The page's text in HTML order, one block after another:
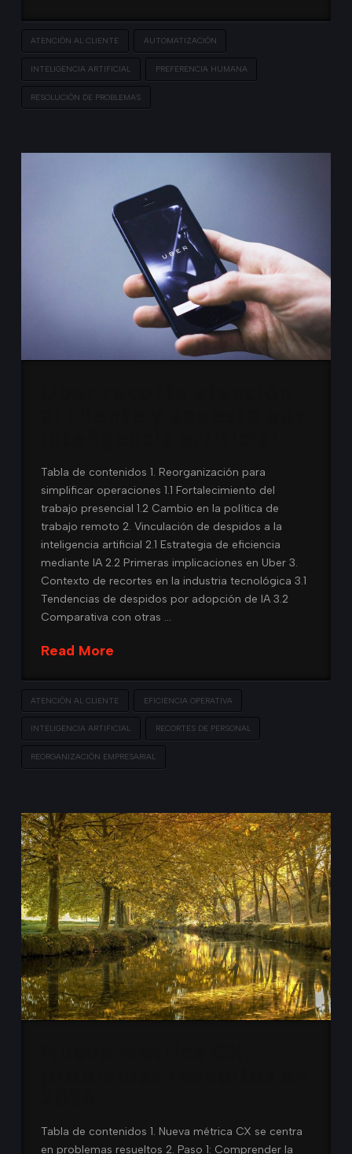
ATENCIÓN AL CLIENTE AUTOMATIZACIÓN
INTELIGENCIA ARTIFICIAL PREFERENCIA HUMANA
RESOLUCIÓN DE PROBLEMAS
Tabla de contenidos 1. Reorganización para
simplificar operaciones 1.1 Fortalecimiento del
trabajo presencial 1.2 Cambio en la política de
trabajo remoto 2. Vinculación de despidos a la
inteligencia artificial 2.1 Estrategia de eficiencia
mediante IA 2.2 Primeras implicaciones en Uber 3.
Contexto de recortes en la industria tecnológica 3.1
Tendencias de despidos por adopción de IA 3.2
Comparativa con otras …
Read More
ATENCIÓN AL CLIENTE EFICIENCIA OPERATIVA
INTELIGENCIA ARTIFICIAL RECORTES DE PERSONAL
REORGANIZACIÓN EMPRESARIAL
Tabla de contenidos 1. Nueva métrica CX se centra
en problemas resueltos 2. Paso 1: Comprender la